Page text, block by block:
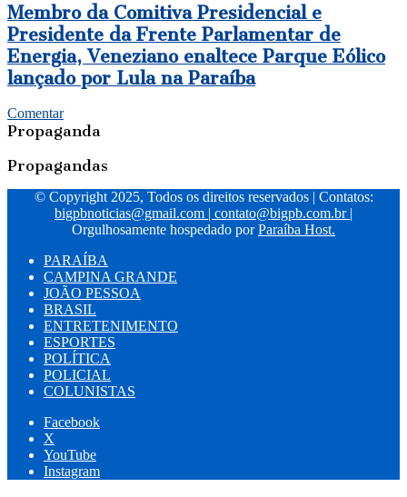
Membro da Comitiva Presidencial e
Presidente da Frente Parlamentar de
Energia, Veneziano enaltece Parque Eólico
lançado por Lula na Paraíba
Comentar
Propaganda
Propagandas
© Copyright 2025, Todos os direitos reservados | Contatos:
bigpbnoticias@gmail.com
contato@bigpb.com.br
Orgulhosamente hospedado porParaíba Host.
PARAÍBA
CAMPINA GRANDE
JOÃO PESSOA
BRASIL
ENTRETENIMENTO
ESPORTES
POLÍTICA
POLICIAL
COLUNISTAS
Facebook
X
YouTube
Instagram